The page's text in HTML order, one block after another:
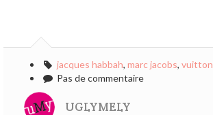
jacques habbah, marc jacobs, vuitton
Pas de commentaire
UGLYMELY